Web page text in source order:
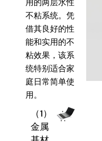
用的两层水性
不粘系统。凭
借其良好的性
能和实用的不
粘效果，该系
统特别适合家
庭日常简单使
用。
（1）
金属